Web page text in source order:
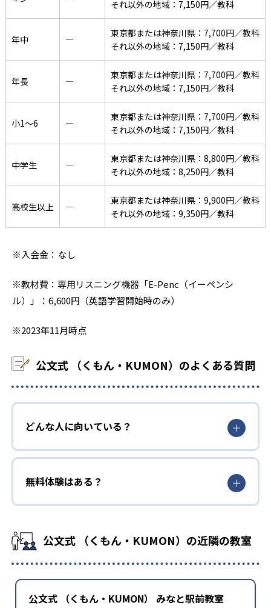
それ以外の地域：7,150円／教科
年中 ―
東京都または神奈川県：7,700円／教科
それ以外の地域：7,150円／教科
年長 ―
東京都または神奈川県：7,700円／教科
それ以外の地域：7,150円／教科
小1〜6 ―
東京都または神奈川県：7,700円／教科
それ以外の地域：7,150円／教科
中学生 ―
東京都または神奈川県：8,800円／教科
それ以外の地域：8,250円／教科
高校生以上 ―
東京都または神奈川県：9,900円／教科
それ以外の地域：9,350円／教科
※入会金：なし
※教材費：専用リスニング機器「E-Penc（イーペンシ
ル）」：6,600円（英語学習開始時のみ）
※2023年11月時点
公文式 （くもん・KUMON）のよくある質問
どんな人に向いている？
無料体験はある？
公文式 （くもん・KUMON）の近隣の教室
公文式 （くもん・KUMON） みなと駅前教室